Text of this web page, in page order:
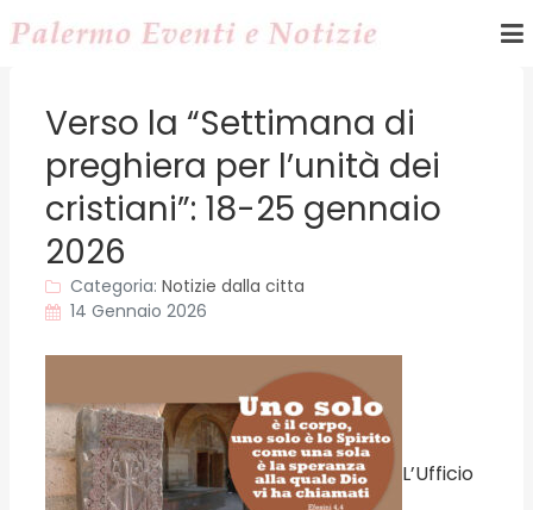
Verso la “Settimana di
preghiera per l’unità dei
cristiani”: 18-25 gennaio
2026
Categoria: Notizie dalla citta
14 Gennaio 2026
L’Ufficio